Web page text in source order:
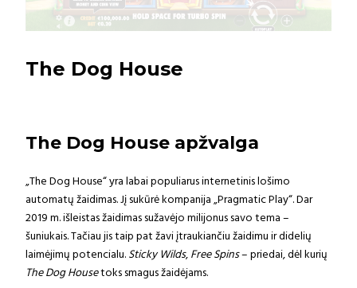
The Dog House
The Dog House apžvalga
„The Dog House“ yra labai populiarus internetinis lošimo
automatų žaidimas. Jį sukūrė kompanija „Pragmatic Play“. Dar
2019 m. išleistas žaidimas sužavėjo milijonus savo tema –
šuniukais. Tačiau jis taip pat žavi įtraukiančiu žaidimu ir didelių
laimėjimų potencialu.Sticky Wilds,Free Spins– priedai, dėl kurių
The Dog Housetoks smagus žaidėjams.